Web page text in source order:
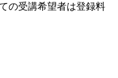
の受講希望者は登録料